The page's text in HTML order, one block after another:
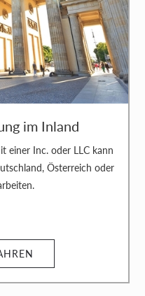
im Inland
einer Inc. oder LLC kann
Österreich oder